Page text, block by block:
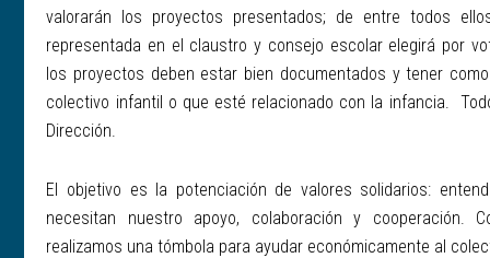
valorarán los proyectos presentados; de entre todos
representada en el claustro y consejo escolar elegirá por
los proyectos deben estar bien documentados y tener
colectivo infantil o que esté relacionado con la infancia.
Dirección.
El objetivo es la potenciación de valores solidarios:
necesitan nuestro apoyo, colaboración y cooperación.
realizamos una tómbola para ayudar